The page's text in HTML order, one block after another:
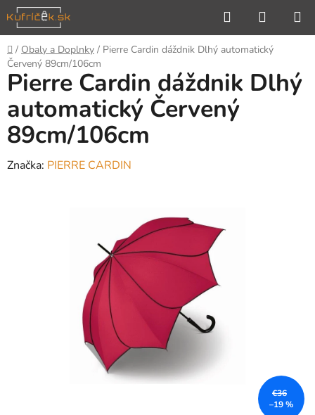
Prejsť
na
obsah
Hľadať
KOŠÍK
Domov
/ Obaly a Doplnky / Pierre Cardin dáždnik Dlhý automatický
Červený 89cm/106cm
Pierre Cardin dáždnik Dlhý
automatický Červený
89cm/106cm
Značka: PIERRE CARDIN
€36
–19 %